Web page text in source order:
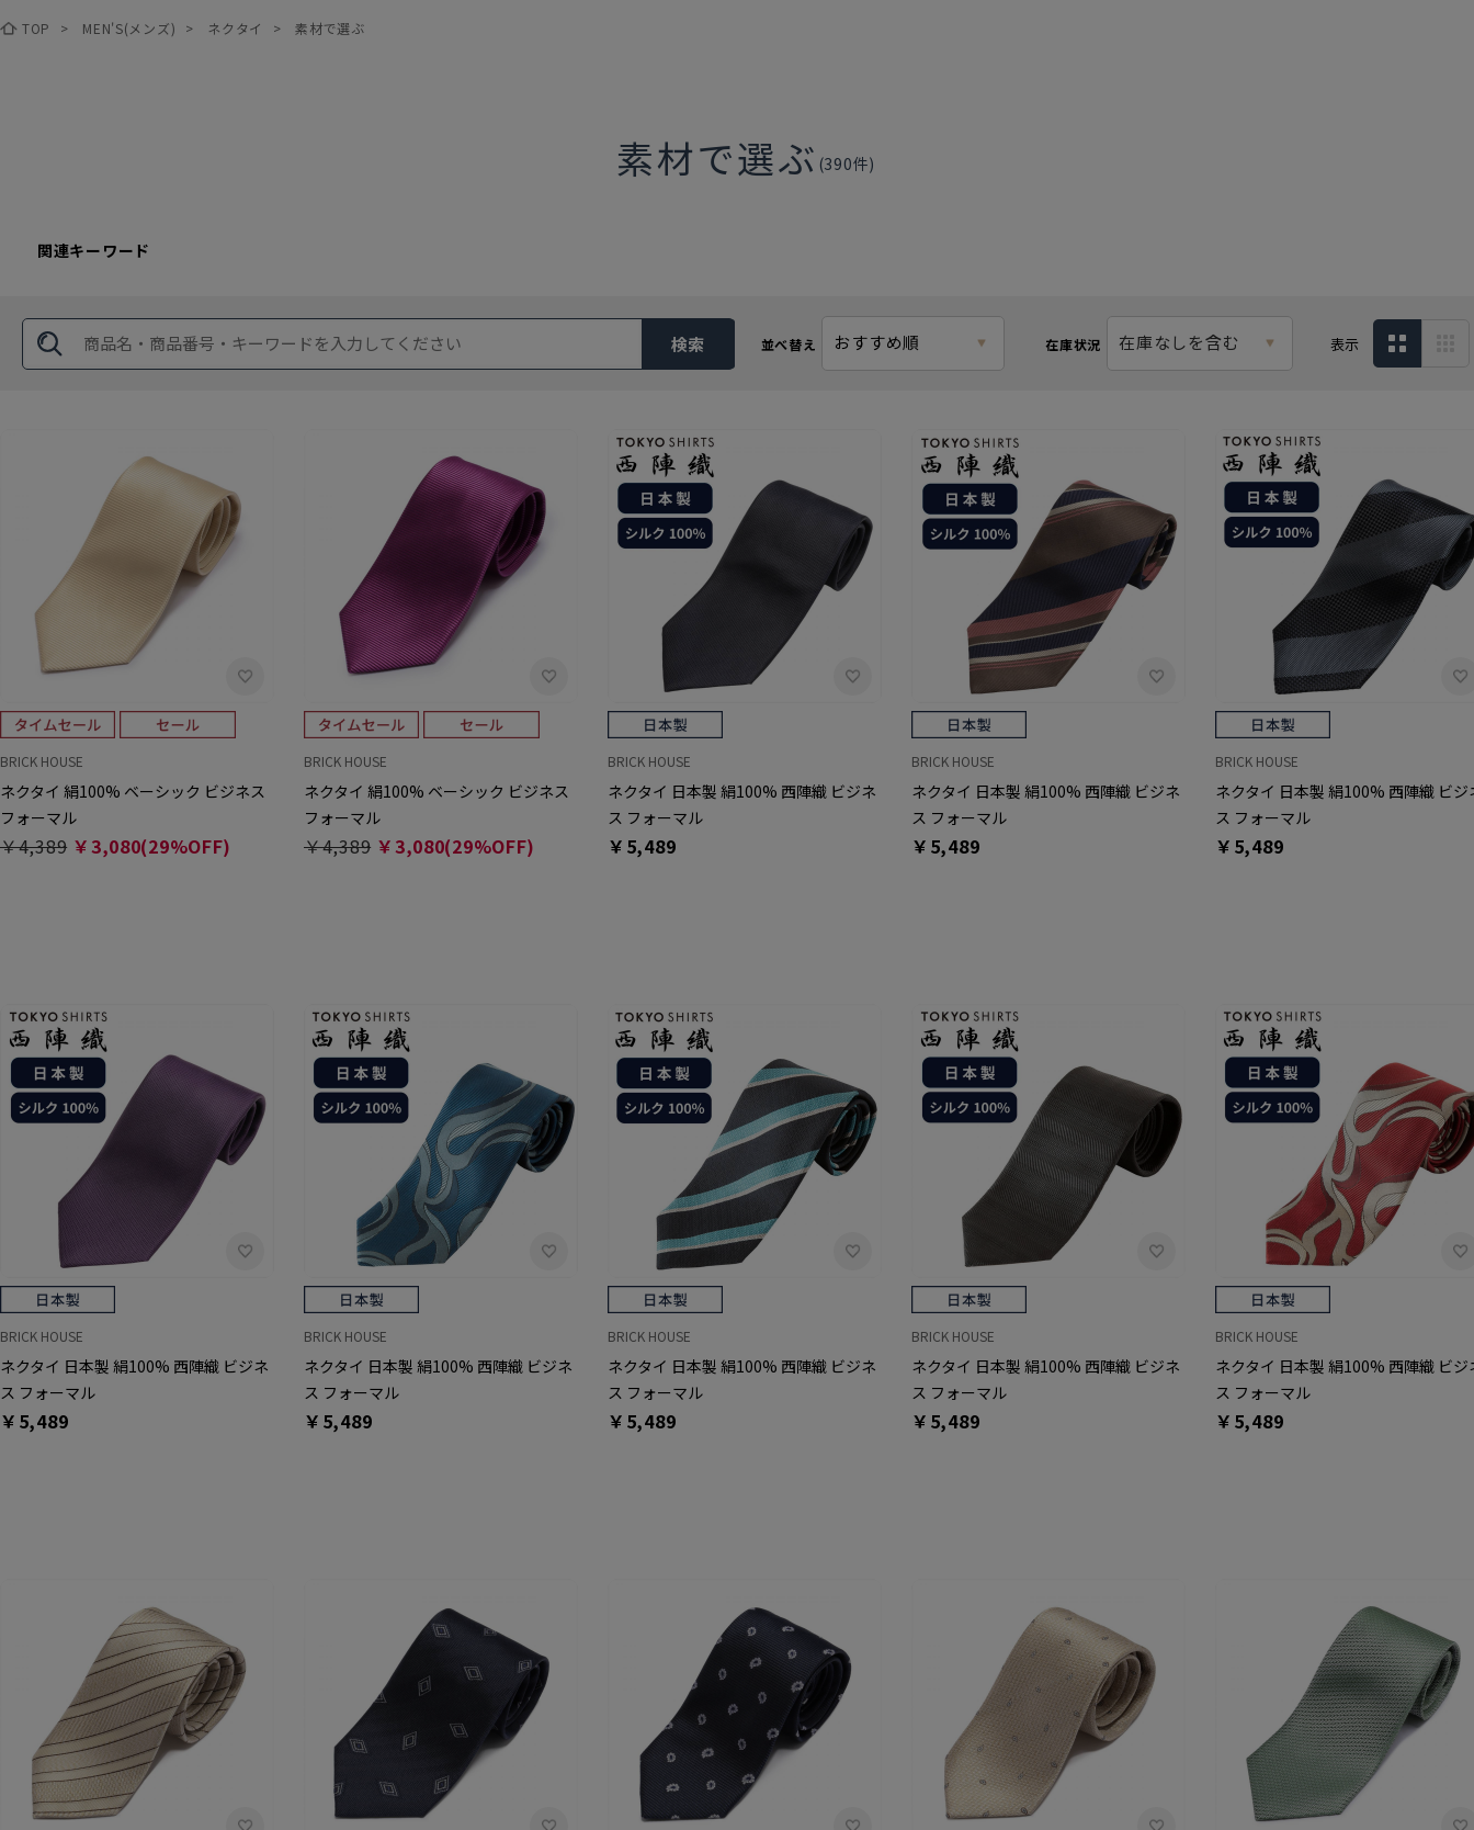
TOP > MEN'S(メンズ) > ネクタイ > 素材で選ぶ
素材で選ぶ (390件)
関連キーワード
検索 並べ替え おすすめ順 在庫状況 在庫なしを含む 表示
BRICK HOUSE
ネクタイ 絹100% ベーシック ビジネス
フォーマル
￥4,389 ￥3,080(29%OFF)
BRICK HOUSE
ネクタイ 絹100% ベーシック ビジネス
フォーマル
￥4,389 ￥3,080(29%OFF)
BRICK HOUSE
ネクタイ 日本製 絹100% 西陣織 ビジネ
ス フォーマル
￥5,489
BRICK HOUSE
ネクタイ 日本製 絹100% 西陣織 ビジネ
ス フォーマル
￥5,489
BRICK HOUSE
ネクタイ 日本製 絹100% 西陣織 ビジ
ス フォーマル
￥5,489
BRICK HOUSE
ネクタイ 日本製 絹100% 西陣織 ビジネ
ス フォーマル
￥5,489
BRICK HOUSE
ネクタイ 日本製 絹100% 西陣織 ビジネ
ス フォーマル
￥5,489
BRICK HOUSE
ネクタイ 日本製 絹100% 西陣織 ビジネ
ス フォーマル
￥5,489
BRICK HOUSE
ネクタイ 日本製 絹100% 西陣織 ビジネ
ス フォーマル
￥5,489
BRICK HOUSE
ネクタイ 日本製 絹100% 西陣織 ビジ
ス フォーマル
￥5,489